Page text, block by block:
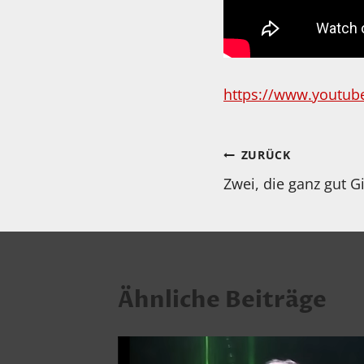
https://
ZURÜCK
Zwei, die ganz gut
Ähnliche Beiträge